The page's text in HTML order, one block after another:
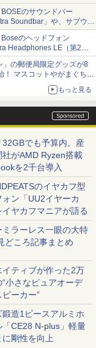
BOSEのサウンドバー
Soundbar」や、サブウー
Ultra Subwoofer」など
Boseのヘッドフォン
Headphones LE（第2世
価格で登場
オで臨場感ある音楽体験が
」の郵便局限定グッズが8
！ マスコットやがまぐち、
もっと見る
32GBでも予算内。産
社がAMD Ryzen搭載
を2千台導入
のイヤカフ型
ォン「UU2イヤーカ
イヤカフマニアが語る
ミラーレス一眼の大特
どころ記事まとめ
イティブが作った2万
“小さなピュアオーデ
ピーカー”
鍛造1ピースアルミホ
「CE28 N-plus」軽量
に剛性を向上